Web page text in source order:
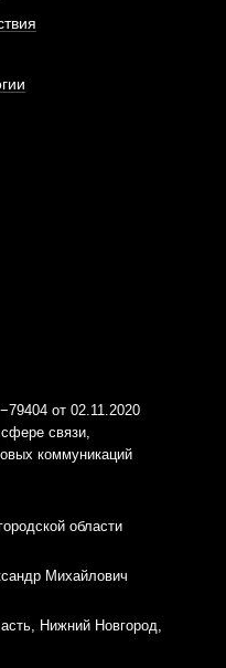
от 02.11.2020
связи,
коммуникаций
области
Михайлович
Нижний Новгород,